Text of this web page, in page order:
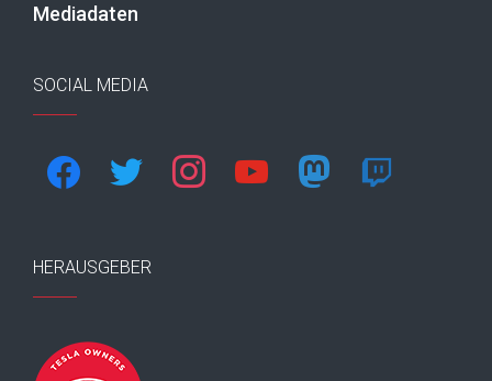
Mediadaten
SOCIAL MEDIA
facebook twitter instagram youtube mastodon twitch
HERAUSGEBER